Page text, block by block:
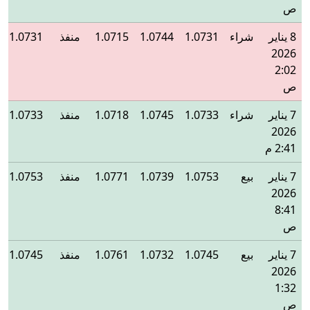
ص
8 يناير
2026
2:02
ص
شراء 1.0731
1.0744
1.0715 منفذ 1.0731
7 يناير
2026
2:41 م
شراء 1.0733
1.0745
1.0718 منفذ 1.0733
7 يناير
2026
8:41
ص
بيع 1.0753
1.0739
1.0771 منفذ 1.0753
7 يناير
2026
1:32
ص
بيع 1.0745
1.0732
1.0761 منفذ 1.0745